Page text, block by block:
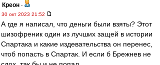
Креон -
30 окт 2023 21:52
А где я написал, что деньги были взяты? Этот
шизофреник один из лучших защей в истории
Спартака и какие издевательства он перенес,
чтоб попасть в Спартак. И если б Брежнев не